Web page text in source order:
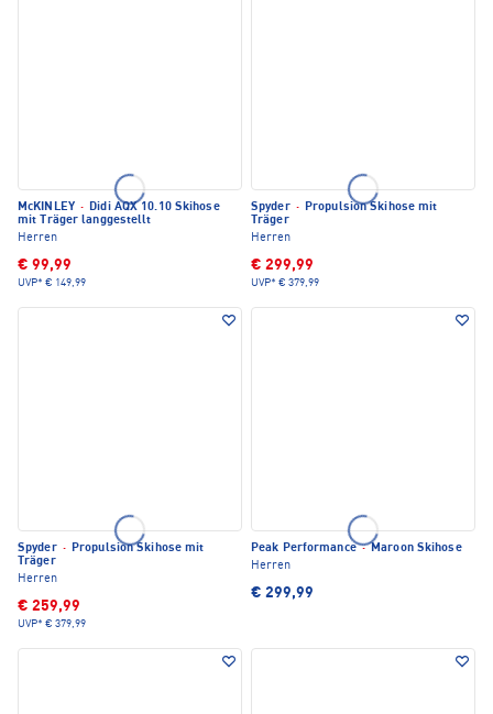
McKINLEY · Didi AQX 10.10 Skihose
mit Träger langgestellt
Herren
€ 99,99
UVP* € 149,99
Spyder · Propulsion Skihose mit
Träger
Herren
€ 299,99
UVP* € 379,99
Spyder · Propulsion Skihose mit
Träger
Herren
€ 259,99
UVP* € 379,99
Peak Performance·Maroon Skihose
Herren
€ 299,99